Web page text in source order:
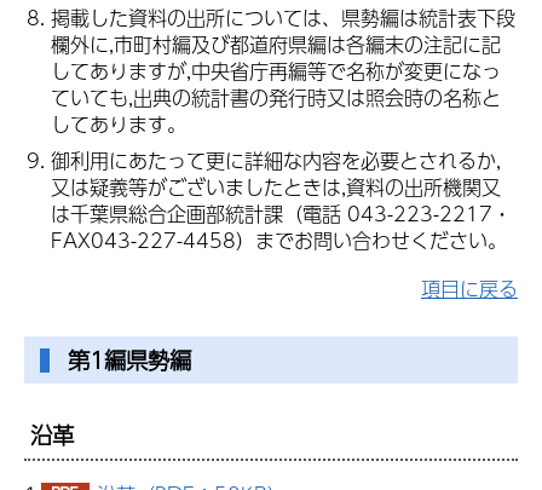
掲載した資料の出所については、県勢編は統計表下段
欄外に,市町村編及び都道府県編は各編末の注記に記
してありますが,中央省庁再編等で名称が変更になっ
ていても,出典の統計書の発行時又は照会時の名称と
してあります。
御利用にあたって更に詳細な内容を必要とされるか,
又は疑義等がございましたときは,資料の出所機関又
は千葉県総合企画部統計課（電話 043-223-2217・
FAX043-227-4458）までお問い合わせください。
項目に戻る
第1編県勢編
沿革